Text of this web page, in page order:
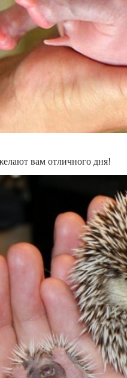
вам отличного дня!